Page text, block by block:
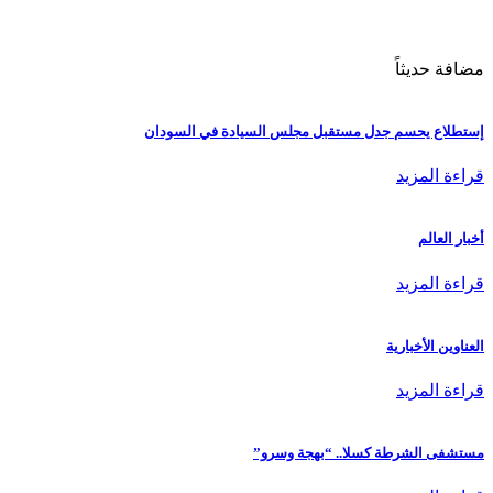
مضافة حديثاً
إستطلاع يحسم جدل مستقبل مجلس السيادة في السودان
قراءة المزيد
أخبار العالم
قراءة المزيد
العناوين الأخبارية
قراءة المزيد
مستشفى الشرطة كسلا.. “بهجة وسرو”